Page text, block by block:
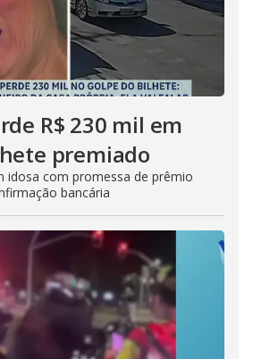
R$ 230 mil em
premiado
idosa com promessa de prêmio
bancária